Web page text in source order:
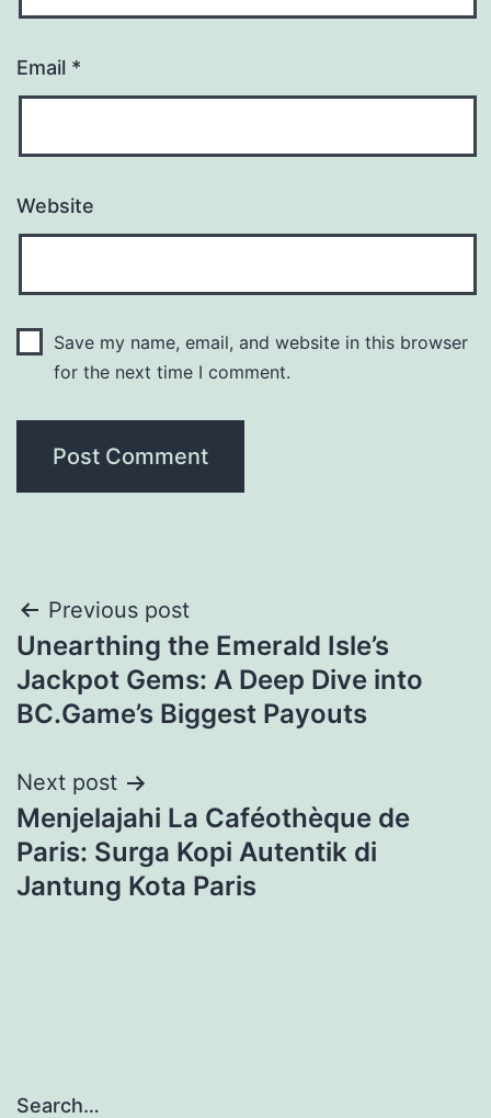
Email *
Website
Save my name, email, and website in this browser
for the next time I comment.
Previous post
Unearthing the Emerald Isle’s
Jackpot Gems: A Deep Dive into
BC.Game’s Biggest Payouts
Next post
Menjelajahi La Caféothèque de
Paris: Surga Kopi Autentik di
Jantung Kota Paris
Search…